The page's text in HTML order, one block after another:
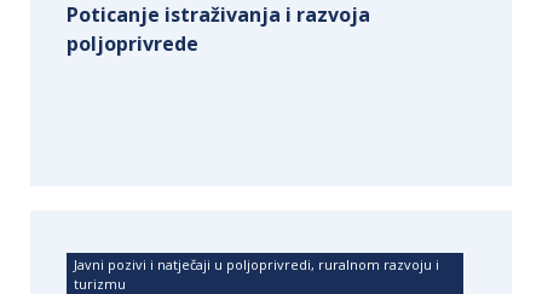
Poticanje istraživanja i razvoja
poljoprivrede
Javni pozivi i natječaji u poljoprivredi, ruralnom razvoju i
turizmu